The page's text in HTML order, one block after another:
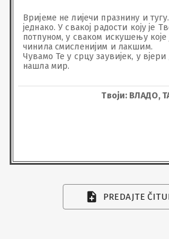
Вријеме не лијечи празнину и
једнако. У свакој радости коју је
потпуном, у сваком искушењу које
чинила смисленијим и лакшим.
Чувамо Те у срцу заувијек, у
нашла мир.
Твоји: ВЛАДО,
PREDAJTE